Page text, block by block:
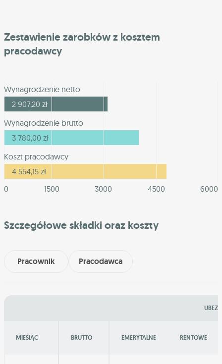
Zestawienie zarobków z kosztem
pracodawcy
Wynagrodzenie netto
2 907,20 zł
Wynagrodzenie brutto
3 780,00 zł
Koszt pracodawcy
4 554,15 zł
0
1500 3000 4500 6000
Szczegółowe składki oraz koszty
Pracownik Pracodawca
MIESIĄC BRUTTO EMERYTALNE RENTOWE